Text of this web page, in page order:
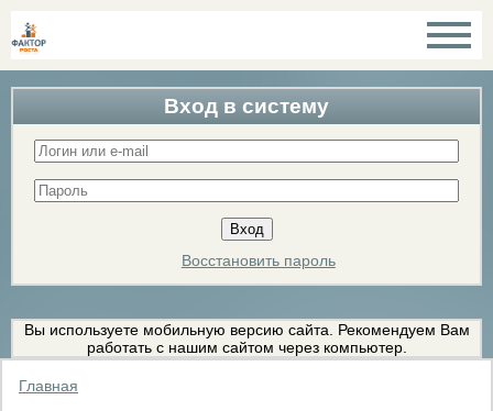
Вход в систему
Восстановить пароль
Вы используете мобильную версию сайта. Рекомендуем Вам
работать с нашим сайтом через компьютер.
Главная